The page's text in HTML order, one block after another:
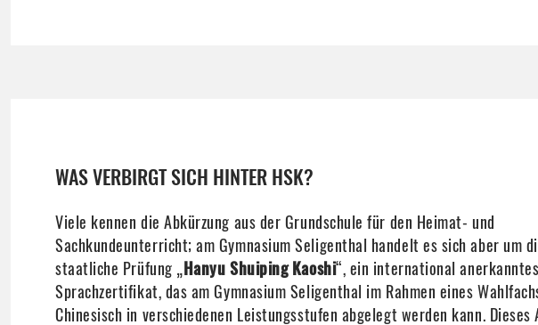
WAS VERBIRGT SICH HINTER HSK?
Viele kennen die Abkürzung aus der Grundschule für den Heimat- und
Sachkundeunterricht; am Gymnasium Seligenthal handelt es sich aber um
staatliche Prüfung „Hanyu Shuiping Kaoshi“, ein international anerkanntes
Sprachzertifikat, das am Gymnasium Seligenthal im Rahmen eines
Chinesisch in verschiedenen Leistungsstufen abgelegt werden kann. Dieses